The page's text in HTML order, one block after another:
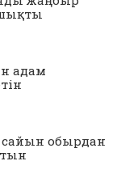
адам
сайын обырдан